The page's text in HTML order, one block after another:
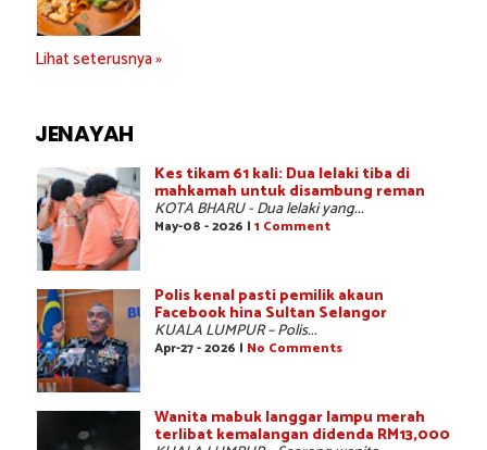
Lihat seterusnya »
JENAYAH
Kes tikam 61 kali: Dua lelaki tiba di
mahkamah untuk disambung reman
KOTA BHARU - Dua lelaki yang...
May-08 - 2026 | 1 Comment
Polis kenal pasti pemilik akaun
Facebook hina Sultan Selangor
KUALA LUMPUR – Polis...
Apr-27 - 2026 | No Comments
Wanita mabuk langgar lampu merah
terlibat kemalangan didenda RM13,000